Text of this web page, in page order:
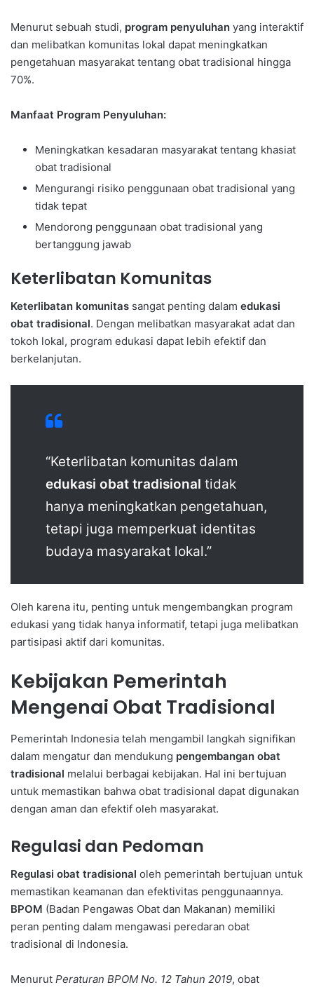
Menurut sebuah studi, program penyuluhan yang interaktif
dan melibatkan komunitas lokal dapat meningkatkan
pengetahuan masyarakat tentang obat tradisional hingga
70%.
Manfaat Program Penyuluhan:
Meningkatkan kesadaran masyarakat tentang khasiat
obat tradisional
Mengurangi risiko penggunaan obat tradisional yang
tidak tepat
Mendorong penggunaan obat tradisional yang
bertanggung jawab
Keterlibatan Komunitas
Keterlibatan komunitas sangat penting dalam edukasi
obat tradisional. Dengan melibatkan masyarakat adat dan
tokoh lokal, program edukasi dapat lebih efektif dan
berkelanjutan.
“Keterlibatan komunitas dalam
edukasi obat tradisional tidak
hanya meningkatkan pengetahuan,
tetapi juga memperkuat identitas
budaya masyarakat lokal.”
Oleh karena itu, penting untuk mengembangkan program
edukasi yang tidak hanya informatif, tetapi juga melibatkan
partisipasi aktif dari komunitas.
Kebijakan Pemerintah
Mengenai Obat Tradisional
Pemerintah Indonesia telah mengambil langkah signifikan
dalam mengatur dan mendukung pengembangan obat
tradisional melalui berbagai kebijakan. Hal ini bertujuan
untuk memastikan bahwa obat tradisional dapat digunakan
dengan aman dan efektif oleh masyarakat.
Regulasi dan Pedoman
Regulasi obat tradisional oleh pemerintah bertujuan untuk
memastikan keamanan dan efektivitas penggunaannya.
BPOM (Badan Pengawas Obat dan Makanan) memiliki
peran penting dalam mengawasi peredaran obat
tradisional di Indonesia.
Menurut Peraturan BPOM No. 12 Tahun 2019, obat